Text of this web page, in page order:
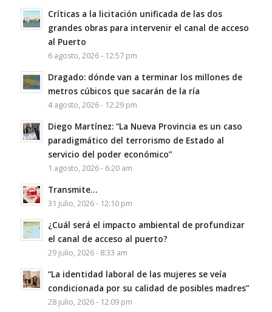
Críticas a la licitación unificada de las dos
grandes obras para intervenir el canal de acceso
al Puerto
6 agosto, 2026 - 12:57 pm
Dragado: dónde van a terminar los millones de
metros cúbicos que sacarán de la ría
4 agosto, 2026 - 12:29 pm
Diego Martínez: “La Nueva Provincia es un caso
paradigmático del terrorismo de Estado al
servicio del poder económico”
1 agosto, 2026 - 6:20 am
Transmite…
31 julio, 2026 - 12:10 pm
¿Cuál será el impacto ambiental de profundizar
el canal de acceso al puerto?
29 julio, 2026 - 8:33 am
“La identidad laboral de las mujeres se veía
condicionada por su calidad de posibles madres”
28 julio, 2026 - 12:09 pm